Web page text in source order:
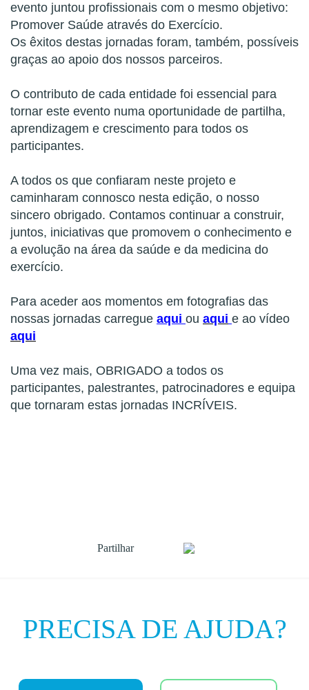
evento juntou profissionais com o mesmo objetivo:
Promover Saúde através do Exercício.
Os êxitos destas jornadas foram, também, possíveis
graças ao apoio dos nossos parceiros.
O contributo de cada entidade foi essencial para
tornar este evento numa oportunidade de partilha,
aprendizagem e crescimento para todos os
participantes.
A todos os que confiaram neste projeto e
caminharam connosco nesta edição, o nosso
sincero obrigado. Contamos continuar a construir,
juntos, iniciativas que promovem o conhecimento e
a evolução na área da saúde e da medicina do
exercício.
Para aceder aos momentos em fotografias das
nossas jornadas carregue aqui ou aqui e ao vídeo
aqui
Uma vez mais, OBRIGADO a todos os
participantes, palestrantes, patrocinadores e equipa
que tornaram estas jornadas INCRÍVEIS.
Partilhar
PRECISA DE AJUDA?